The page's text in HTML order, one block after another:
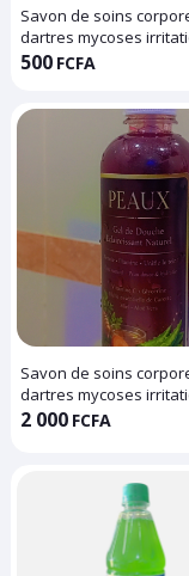
Savon de soins
dartres mycoses
produits bio, savon
500 FCFA
Savon de soins
dartres mycoses
produits bio, savon
2 000 FCFA